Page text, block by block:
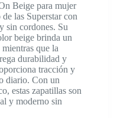
Beige para mujer
las Superstar con
sin cordones. Su
beige brinda un
que la
durabilidad y
tracción y
diario. Con un
estas zapatillas son
y moderno sin